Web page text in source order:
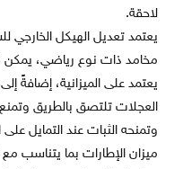
لاحقة.
يعتمد تعديل الهيكل
مخامد ذات نوع رياضي، يمكن
يعتمد على الميزانية، إضافةً
العجلات تلتصق بالطريق
وتمنحه الثبات عند التمايل
ميزان الإطارات بما يتناسب مع